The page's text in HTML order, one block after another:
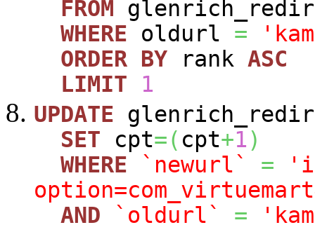
FROM
WHERE oldurl =
ORDER BY rank ASC
LIMIT
1
UPDATE
SET cpt=( cpt+1)
WHERE
`newurl` =
AND
`oldurl` =